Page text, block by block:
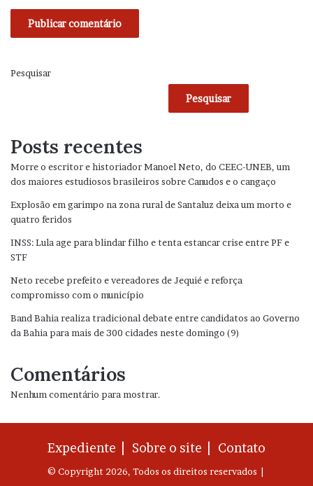
Pesquisar
Pesquisar
Posts recentes
Morre o escritor e historiador Manoel Neto, do CEEC-UNEB, um
dos maiores estudiosos brasileiros sobre Canudos e o cangaço
Explosão em garimpo na zona rural de Santaluz deixa um morto e
quatro feridos
INSS: Lula age para blindar filho e tenta estancar crise entre PF e
STF
Neto recebe prefeito e vereadores de Jequié e reforça
compromisso com o município
Band Bahia realiza tradicional debate entre candidatos ao Governo
da Bahia para mais de 300 cidades neste domingo (9)
Comentários
Nenhum comentário para mostrar.
Expediente | Sobre o site | Contato
© Copyright 2026, Todos os direitos reservados |